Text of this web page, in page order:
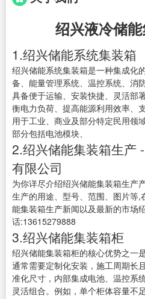
绍兴液冷储
1.绍兴储能系统集装箱
绍兴储能系统集装箱是一种集成化
备、能量管理系统、温控系统、消
具备便于运输、安装快捷、灵活部
衡电力负荷、提高能源利用效率、
用于工业、商业及部分特定民用领
部分包括电池模块、
2.绍兴储能集装箱生产
有限公司
为你详尽介绍绍兴储能集装箱生产
生产的用途、型号、范围、图片等
能集装箱生产新闻以及最新的市场
话:13615279888
3.绍兴储能集装箱柜
绍兴储能集装箱柜的核心优势之一
通常需要定制化安装，施工周期长
准化尺寸，内部集成电池、温控系
灵活组合。例如，单个柜体容量不